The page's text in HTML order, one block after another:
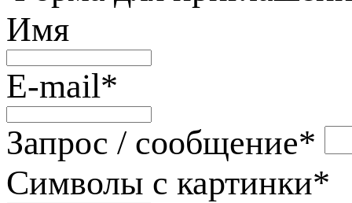
Имя
E-mail*
Запрос / сообщение*
Символы с картинки*